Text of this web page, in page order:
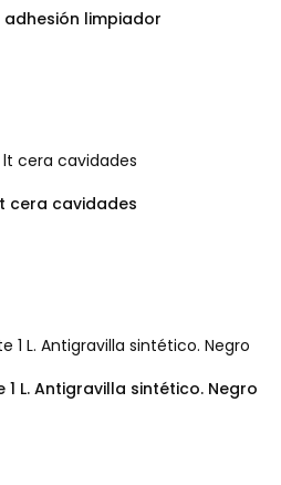
adhesión limpiador
lt cera cavidades
L. Antigravilla sintético. Negro